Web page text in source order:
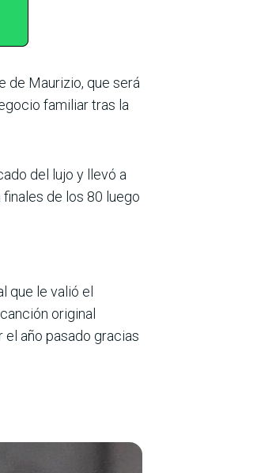
de Maurizio, que será
familiar tras la
del lujo y llevó a
de los 80 luego
que le valió el
original
el año pasado gracias